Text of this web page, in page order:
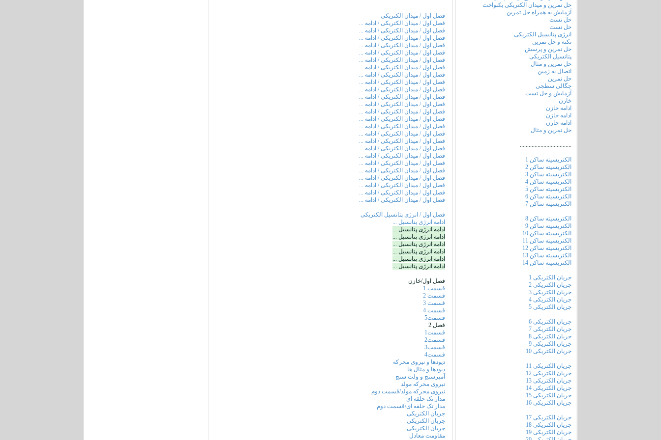
حل تمرین و میدان الکتریکی یکنواخت
آزمایش به همراه حل تمرین
حل تست
حل تست
انرژی پتانسیل الکتریکی
نکته و حل تمرین
حل تمرین و پرسش
پتانسیل الکتریکی
حل تمرین و مثال
اتصال به زمین
حل تمرین
چگالی سطجی
آزمایش و حل تست
خازن
ادامه خازن
ادامه خازن
ادامه خازن
حل تمرین و مثال
...................................
الکتریسیته ساکن 1
الکتریسیته ساکن 2
الکتریسیته ساکن 3
الکتریسیته ساکن 4
الکتریسیته ساکن 5
الکتریسیته ساکن 6
الکتریسیته ساکن 7
الکتریسیته ساکن 8
الکتریسیته ساکن 9
الکتریسیته ساکن 10
الکتریسیته ساکن 11
الکتریسیته ساکن 12
الکتریسیته ساکن 13
الکتریسیته ساکن 14
جریان الکتریکی 1
جریان الکتریکی 2
جریان الکتریکی 3
جریان الکتریکی 4
جریان الکتریکی 5
جریان الکتریکی 6
جریان الکتریکی 7
جریان الکتریکی 8
جریان الکتریکی 9
جریان الکتریکی 10
جریان الکتریکی 11
جریان الکتریکی 12
جریان الکتریکی 13
جریان الکتریکی 14
جریان الکتریکی 15
جریان الکتریکی 16
جریان الکتریکی 17
جریان الکتریکی 18
جریان الکتریکی 19
فصل اول / میدان الکتریکی
فصل اول / میدان الکتریکی / ادامه ...
فصل اول / میدان الکتریکی / ادامه ...
فصل اول / میدان الکتریکی / ادامه ...
فصل اول / میدان الکتریکی / ادامه ...
فصل اول / میدان الکتریکی / ادامه ...
فصل اول / میدان الکتریکی / ادامه ...
فصل اول / میدان الکتریکی / ادامه ...
فصل اول / میدان الکتریکی / ادامه ...
فصل اول / میدان الکتریکی / ادامه ...
فصل اول / میدان الکتریکی / ادامه ...
فصل اول / میدان الکتریکی / ادامه ...
فصل اول / میدان الکتریکی / ادامه ...
فصل اول / میدان الکتریکی / ادامه ...
فصل اول / میدان الکتریکی / ادامه ...
فصل اول / میدان الکتریکی / ادامه ...
فصل اول / میدان الکتریکی / ادامه ...
فصل اول / میدان الکتریکی / ادامه ...
فصل اول / میدان الکتریکی / ادامه ...
فصل اول / میدان الکتریکی / ادامه ...
فصل اول / میدان الکتریکی / ادامه ...
فصل اول / میدان الکتریکی / ادامه ...
فصل اول / میدان الکتریکی / ادامه ...
فصل اول / میدان الکتریکی / ادامه ...
فصل اول / میدان الکتریکی / ادامه ...
فصل اول / میدان الکتریکی / ادامه ...
فصل اول / انرژی پتانسیل الکتریکی
ادامه انرژی پتانسیل ...
ادامه انرژی پتانسیل ...
ادامه انرژی پتانسیل ...
ادامه انرژی پتانسیل ...
ادامه انرژی پتانسیل ...
ادامه انرژی پتانسیل ...
ادامه انرژی پتانسیل ...
فصل اول/خازن
قسمت 1
قسمت 2
قسمت 3
قسمت 4
قسمت5
فصل 2
قسمت1
قسمت2
قسمت3
قسمت4
دیودها و نیروی محرکه
دیودها و مثال ها
آمپرسنج و ولت سنج
نیروی محرکه مولد
نیروی محرکه مولد/قسمت دوم
مدار تک حلقه ای
مدار تک حلقه ای/قسمت دوم
جریان الکتریکی
جریان الکتریکی
جریان الکتریکی
مقاومت معادل